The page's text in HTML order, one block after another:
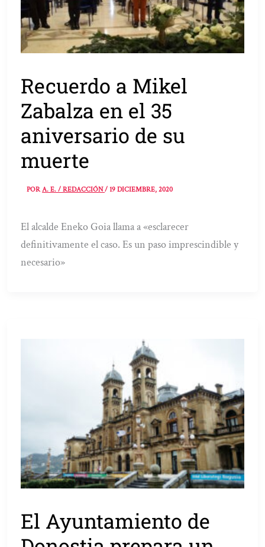
Recuerdo a Mikel
Zabalza en el 35
aniversario de su
muerte
PORA. E. / REDACCIÓN/19 DICIEMBRE, 2020
El alcalde Eneko Goia llama a «esclarecer
definitivamente el caso. Es un paso imprescindible y
necesario»
El Ayuntamiento de